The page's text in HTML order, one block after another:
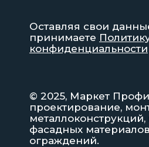
Оставляя свои
принимаете
конфиденциальности
© 2025, Маркет
проектирование,
фасадных
ограждений.